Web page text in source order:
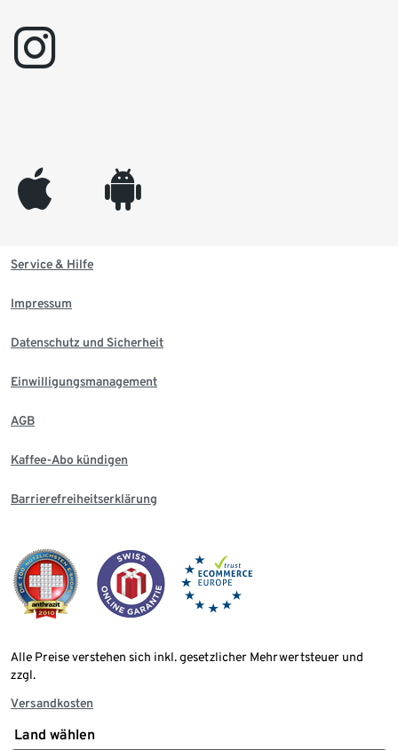
instagram
appleinc android
Service & Hilfe
Impressum
Datenschutz und Sicherheit
Einwilligungsmanagement
AGB
Kaffee-Abo kündigen
Barrierefreiheitserklärung
Alle Preise verstehen sich inkl. gesetzlicher Mehrwertsteuer und
zzgl.
Versandkosten
Land wählen